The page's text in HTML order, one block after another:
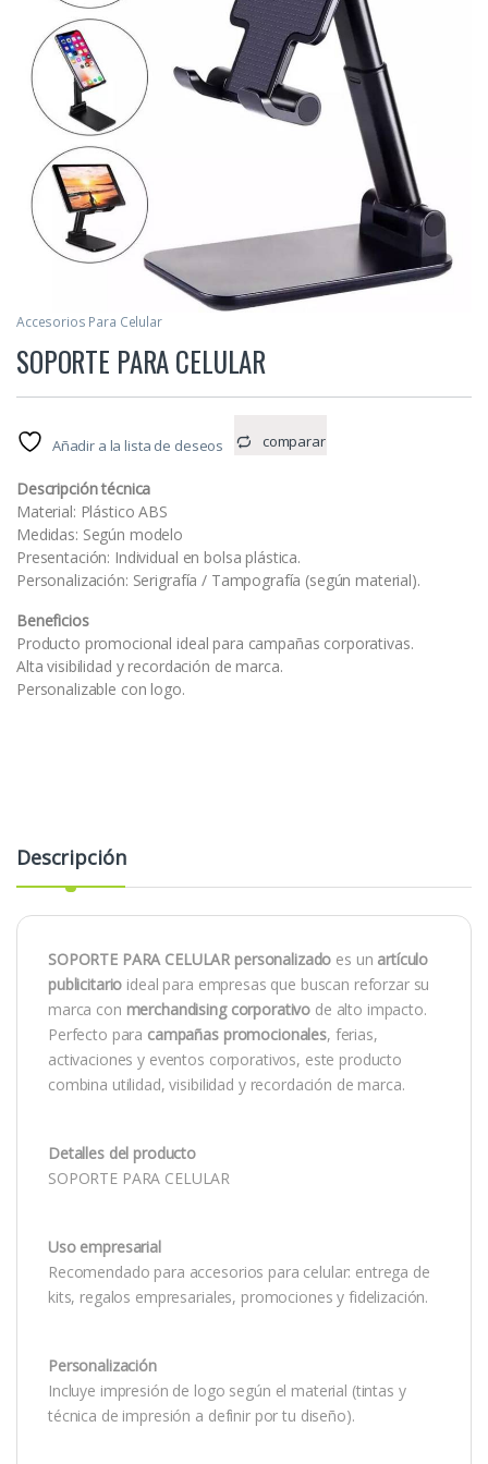
Accesorios Para Celular
SOPORTE PARA CELULAR
Añadir a la lista de deseos comparar
Descripción técnica
Material: Plástico ABS
Medidas: Según modelo
Presentación: Individual en bolsa plástica.
Personalización: Serigrafía / Tampografía (según material).
Beneficios
Producto promocional ideal para campañas corporativas.
Alta visibilidad y recordación de marca.
Personalizable con logo.
Descripción
SOPORTE PARA CELULAR personalizado es un artículo
publicitario ideal para empresas que buscan reforzar su
marca con merchandising corporativo de alto impacto.
Perfecto para campañas promocionales, ferias,
activaciones y eventos corporativos, este producto
combina utilidad, visibilidad y recordación de marca.
Detalles del producto
SOPORTE PARA CELULAR
Uso empresarial
Recomendado para accesorios para celular: entrega de
kits, regalos empresariales, promociones y fidelización.
Personalización
Incluye impresión de logo según el material (tintas y
técnica de impresión a definir por tu diseño).